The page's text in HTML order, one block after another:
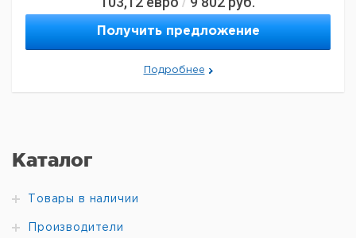
Каталог
Товары в наличии
Производители
- Допустимая нагрузка 16 А
- Подходит для европейских разъемов
- Встроенная аккумуляторная батарея
1 x аварийный датчик электропитания
2 x защитные крышки для штепсельной вилки
Получить предложение
Подробнее